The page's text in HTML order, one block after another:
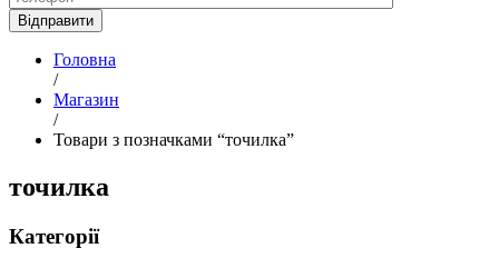
Головна
/
Магазин
/
Товари з позначками “точилка”
точилка
Категорії